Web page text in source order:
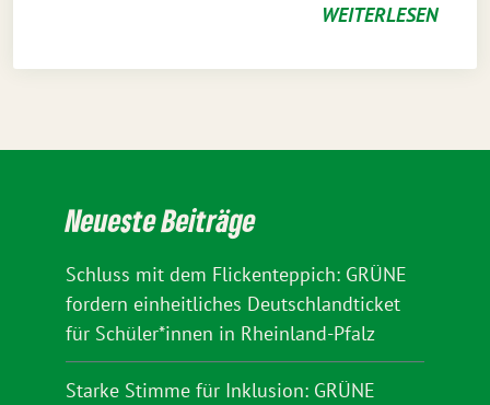
WEITERLESEN
Neueste Beiträge
Schluss mit dem Flickenteppich: GRÜNE
fordern einheitliches Deutschlandticket
für Schüler*innen in Rheinland-Pfalz
Starke Stimme für Inklusion: GRÜNE